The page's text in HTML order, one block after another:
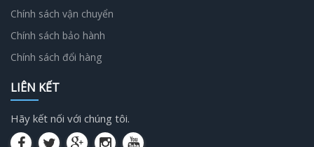
Chính sách vận chuyển
Chính sách bảo hành
Chính sách đổi hàng
LIÊN KẾT
Hãy kết nối với chúng tôi.